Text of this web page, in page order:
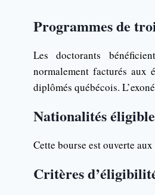
Programmes de
Les doctorants
normalement facturés aux
diplômés québécois.
Nationalités
Cette bourse est ouverte
Critères